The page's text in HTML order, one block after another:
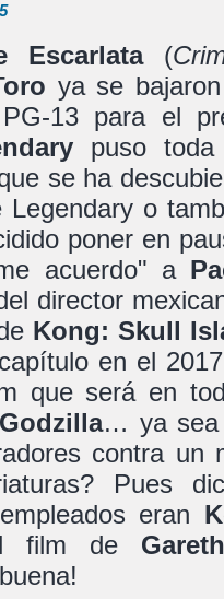
Escarlata(
ya se
13 para el
puso toda
se ha
o
poner en
acuerdo" a
director
Kong: Skull
en el
que será en
… ya sea
contra un
Pues
eran
film de